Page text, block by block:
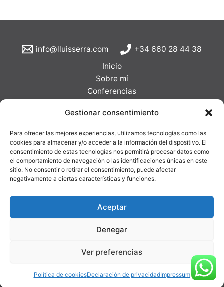
Gestionar consentimiento
Para ofrecer las mejores experiencias, utilizamos tecnologías como las
cookies para almacenar y/o acceder a la información del dispositivo. El
consentimiento de estas tecnologías nos permitirá procesar datos como
el comportamiento de navegación o las identificaciones únicas en este
sitio. No consentir o retirar el consentimiento, puede afectar
negativamente a ciertas características y funciones.
Aceptar
Denegar
Ver preferencias
Política de cookiesDeclaración de privacidadImpressum
info@lluisserra.com
+34 660 28 44 38
Inicio
Sobre mí
Conferencias
Clientes
Blog
Galería
Contacto
Políticas de privacidad
Todos los derechos © 2026 Lluís Serra